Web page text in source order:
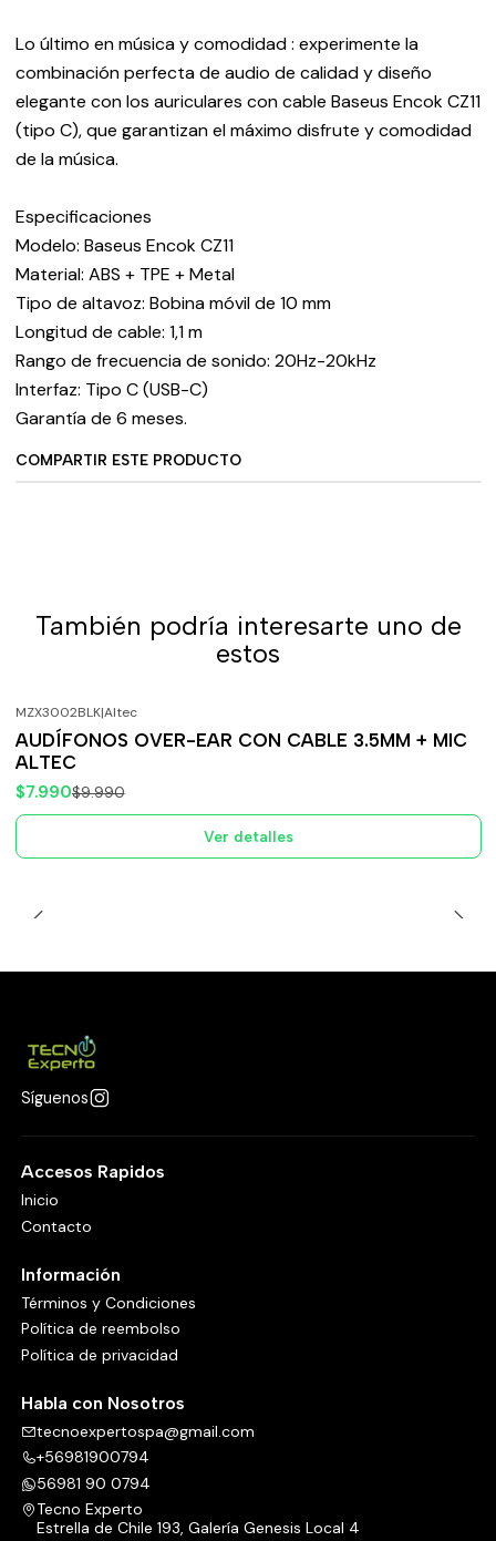
Lo último en música y comodidad : experimente la
combinación perfecta de audio de calidad y diseño
elegante con los auriculares con cable Baseus Encok CZ11
(tipo C), que garantizan el máximo disfrute y comodidad
de la música.
Especificaciones
Modelo: Baseus Encok CZ11
Material: ABS + TPE + Metal
Tipo de altavoz: Bobina móvil de 10 mm
Longitud de cable: 1,1 m
Rango de frecuencia de sonido: 20Hz-20kHz
Interfaz: Tipo C (USB-C)
Garantía de 6 meses.
COMPARTIR ESTE PRODUCTO
También podría interesarte uno de
estos
-20%
Agotado
MZX3002BLK|Altec
AUDÍFONOS OVER-EAR CON CABLE 3.5MM + MIC
ALTEC
$7.990$9.990
Ver detalles
Síguenos
Accesos Rapidos
Inicio
Contacto
Información
Términos y Condiciones
Política de reembolso
Política de privacidad
Habla con Nosotros
tecnoexpertospa@gmail.com
+56981900794
56981 90 0794
Tecno Experto
Estrella de Chile 193, Galería Genesis Local 4